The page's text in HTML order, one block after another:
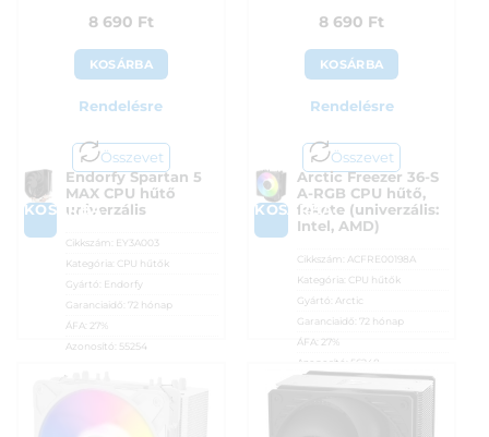
8 690 Ft
KOSÁRBA
Rendelésre
Összevet
KOSÁRBA
Endorfy Spartan 5
MAX CPU hűtő
univerzális
Cikkszám: EY3A003
Kategória: CPU hűtők
Gyártó: Endorfy
Garanciaidő:72 hónap
ÁFA:
27%
Azonosító: 55254
8 690 Ft
KOSÁRBA
Rendelésre
Összevet
KOSÁRBA
Arctic Freezer 36-S
A-RGB CPU hűtő,
fekete (univerzális:
Intel, AMD)
Cikkszám: ACFRE00198A
Kategória: CPU hűtők
Gyártó: Arctic
Garanciaidő: 72 hónap
ÁFA:
27%
Azonosító:
56248